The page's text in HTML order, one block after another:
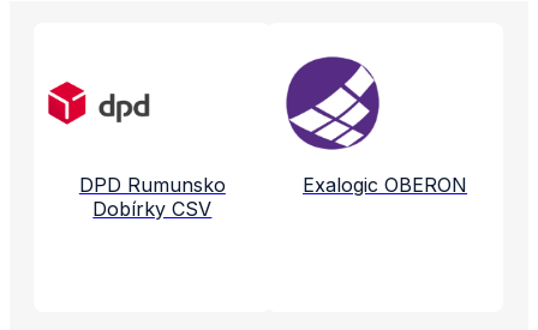
Propojené aplikace a služby
DPD Rumunsko
Dobírky CSV
Exalogic OBERON